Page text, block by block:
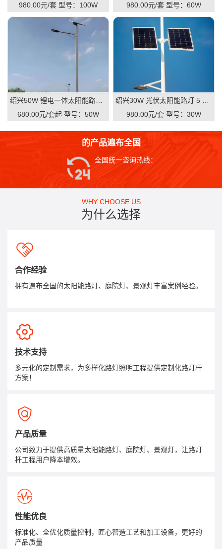
980.00元/套 型号：100W
980.00元/套 型号：60W
680.00元/套起 型号：50W
980.00元/套 型号：30W
的产品遍布全国
全国统一咨询热线：
WHY CHOOSE US
为什么选择
合作经验
拥有遍布全国的太阳能路灯、庭院灯、景观灯丰富案例经验。
技术支持
多元化的定制需求，为多样化路灯照明工程提供定制化路灯杆
方案！
产品质量
公司致力于提供高质量太阳能路灯、庭院灯、景观灯，让路灯
杆工程用户降本增效。
性能优良
标准化、全优化质量控制，匠心智造工艺和加工设备，更好的
产品质量